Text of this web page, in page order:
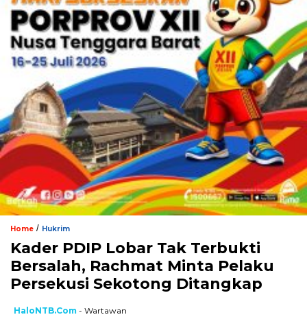
Home / Hukrim
Kader PDIP Lobar Tak Terbukti
Bersalah, Rachmat Minta Pelaku
Persekusi Sekotong Ditangkap
HaloNTB.com - Wartawan